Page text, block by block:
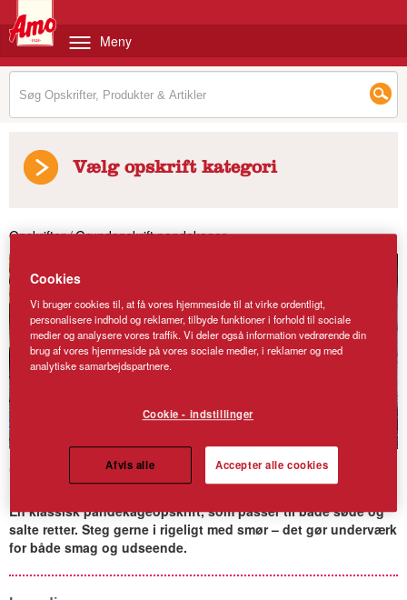
Meny
Vælg opskrift kategori
Opskrifter/Grundopskrift pandekager
Grundopskrift pandekager
En klassisk pandekageopskrift, som passer til både søde og
salte retter. Steg gerne i rigeligt med smør – det gør underværk
for både smag og udseende.
Cookies
Vi bruger cookies til, at få vores hjemmeside til at virke ordentligt,
personalisere indhold og reklamer, tilbyde funktioner i forhold til sociale
medier og analysere vores traffik. Vi deler også information vedrørende din
brug af vores hjemmeside på vores sociale medier, i reklamer og med
analytiske samarbejdspartnere.
Cookie - indstillinger
Afvis alle Accepter alle cookies